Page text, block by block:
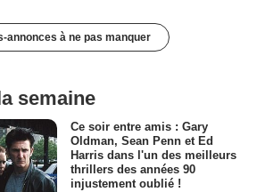
annonces à ne pas manquer
semaine
Ce soir entre amis : Gary
Oldman, Sean Penn et Ed
Harris dans l'un des meilleurs
thrillers des années 90
injustement oublié !